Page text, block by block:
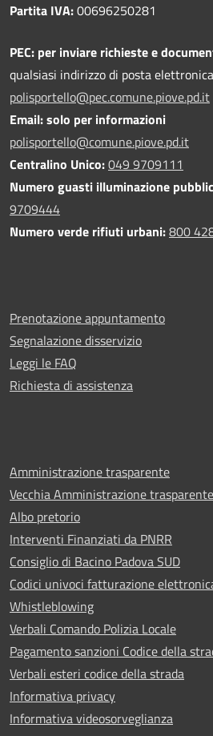
Partita IVA:00696250281
PEC: per inviare richieste e
qualsiasi indirizzo di posta
polisportello@pec.comune.piove.pd.it
Email: solo per informazioni
polisportello@comune.piove.pd.it
Centralino Unico:049 9709111
Numero guasti illuminazione
9709444
Numero verde rifiuti urbani:800
Prenotazione appuntamento
Segnalazione disservizio
Leggi le FAQ
Richiesta di assistenza
Amministrazione trasparente
Vecchia Amministrazione
Albo pretorio
Interventi Finanziati da PNRR
Consiglio di Bacino Padova SUD
Codici univoci fatturazione
Whistleblowing
Verbali Comando Polizia Locale
Pagamento sanzioni Codice della
Verbali esteri codice della strada
Informativa privacy
Informativa videosorveglianza